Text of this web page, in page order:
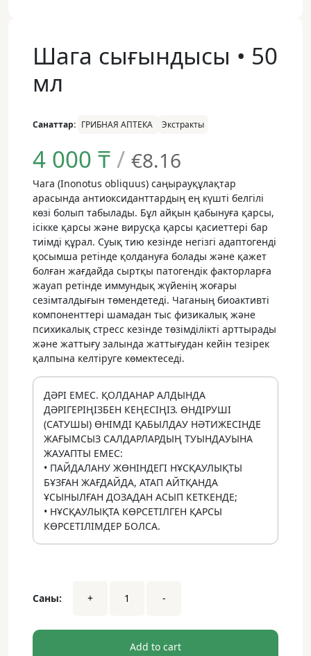
Шага сығындысы • 50
мл
Санаттар: ГРИБНАЯ АПТЕКА Экстракты
4 000 ₸ / €8.16
Чага (Inonotus obliquus) саңырауқұлақтар
арасында антиоксиданттардың ең күшті белгілі
көзі болып табылады. Бұл айқын қабынуға қарсы,
ісікке қарсы және вирусқа қарсы қасиеттері бар
тиімді құрал. Суық тию кезінде негізгі адаптогенді
қосымша ретінде қолдануға болады және қажет
болған жағдайда сыртқы патогендік факторларға
жауап ретінде иммундық жүйенің жоғары
сезімталдығын төмендетеді. Чаганың биоактивті
компоненттері шамадан тыс физикалық және
психикалық стресс кезінде төзімділікті арттырады
және жаттығу залында жаттығудан кейін тезірек
қалпына келтіруге көмектеседі.
ДӘРІ ЕМЕС. ҚОЛДАНАР АЛДЫНДА
ДӘРІГЕРІҢІЗБЕН КЕҢЕСІҢІЗ. ӨНДІРУШІ
(САТУШЫ) ӨНІМДІ ҚАБЫЛДАУ НӘТИЖЕСІНДЕ
ЖАҒЫМСЫЗ САЛДАРЛАРДЫҢ ТУЫНДАУЫНА
ЖАУАПТЫ ЕМЕС:
• ПАЙДАЛАНУ ЖӨНІНДЕГІ НҰСҚАУЛЫҚТЫ
БҰЗҒАН ЖАҒДАЙДА, АТАП АЙТҚАНДА
ҰСЫНЫЛҒАН ДОЗАДАН АСЫП КЕТКЕНДЕ;
• НҰСҚАУЛЫҚТА КӨРСЕТІЛГЕН ҚАРСЫ
КӨРСЕТІЛІМДЕР БОЛСА.
Саны: +
сығындысы
50
-
Add to cart